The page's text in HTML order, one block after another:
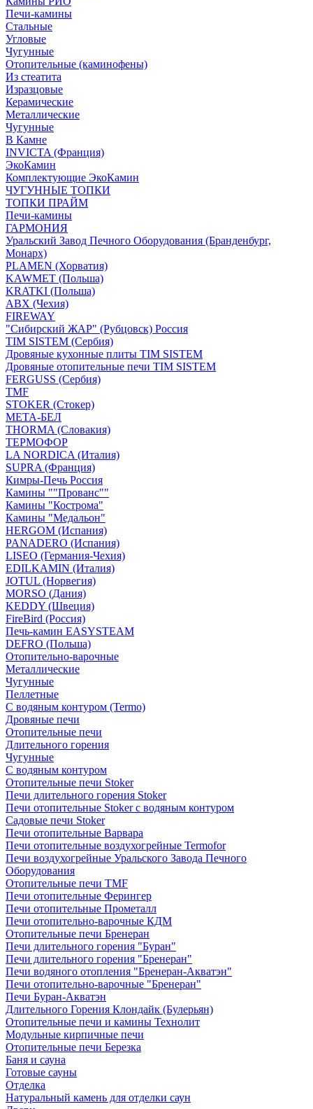
Печи-камины
Стальные
Угловые
Чугунные
Отопительные (каминофены)
Из стеатита
Изразцовые
Керамические
Металлические
Чугунные
В Камне
INVICTA (Франция)
ЭкоКамин
Комплектующие ЭкоКамин
ЧУГУННЫЕ ТОПКИ
ТОПКИ ПРАЙМ
Печи-камины
ГАРМОНИЯ
Уральский Завод Печного Оборудования (Бранденбург,
Монарх)
PLAMEN (Хорватия)
KAWMET (Польша)
KRATKI (Польша)
ABX (Чехия)
FIREWAY
"Сибирский ЖАР" (Рубцовск) Россия
TIM SISTEM (Сербия)
Дровяные кухонные плиты TIM SISTEM
Дровяные отопительные печи TIM SISTEM
FERGUSS (Сербия)
TMF
STOKER (Стокер)
МЕТА-БЕЛ
THORMA (Словакия)
ТЕРМОФОР
LA NORDICA (Италия)
SUPRA (Франция)
Кимры-Печь Россия
Камины ""Прованс""
Камины "Кострома"
Камины "Медальон"
HERGOM (Испания)
PANADERO (Испания)
LISEO (Германия-Чехия)
EDILKAMIN (Италия)
JOTUL (Норвегия)
MORSO (Дания)
KEDDY (Швеция)
FireBird (Россия)
Печь-камин EASYSTEAM
DEFRO (Польша)
Отопительно-варочные
Металлические
Чугунные
Пеллетные
С водяным контуром (Termo)
Дровяные печи
Отопительные печи
Длительного горения
Чугунные
C водяным контуром
Отопительные печи Stoker
Печи длительного горения Stoker
Печи отопительные Stoker с водяным контуром
Садовые печи Stoker
Печи отопительные Варвара
Печи отопительные воздухогрейные Termofor
Печи воздухогрейные Уральского Завода Печного
Оборудования
Отопительные печи TMF
Печи отопительные Ферингер
Печи отопительные Прометалл
Печи отопительно-варочные КДМ
Отопительные печи Бренеран
Печи длительного горения "Буран"
Печи длительного горения "Бренеран"
Печи водяного отопления "Бренеран-Акватэн"
Печи отопительно-варочные "Бренеран"
Печи Буран-Акватэн
Длительного Горения Клондайк (Булерьян)
Отопительные печи и камины Технолит
Модульные кирпичные печи
Отопительные печи Березка
Баня и сауна
Готовые сауны
Отделка
Натуральный камень для отделки саун